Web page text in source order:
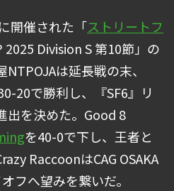
開催された「ストリートフ
2025 Division S 第10節」の
は延長戦の末、
20で勝利し、『SF6』リ
出を決めた。Good 8
を40-0で下し、王者と
RaccoonはCAG OSAKA
フへ望みを繋いだ。